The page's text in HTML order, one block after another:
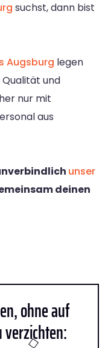
suchst, dann bist
Augsburg legen
und
nur mit
aus
unser
deinen
ohne auf